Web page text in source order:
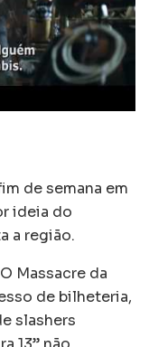
de semana em
ideia do
a região.
Massacre da
de bilheteria,
slashers